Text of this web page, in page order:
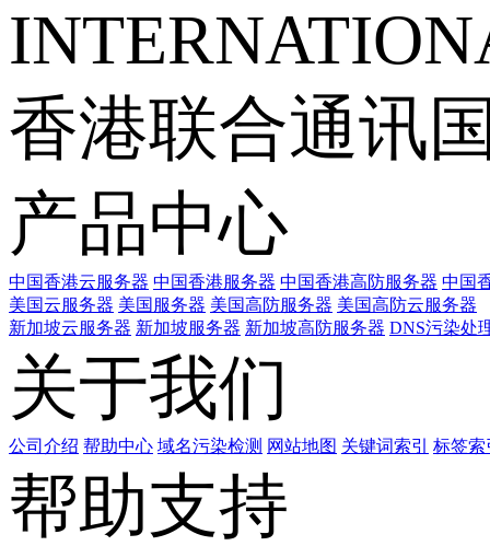
香港联合通讯
产品中心
中国香港云服务器 中国香港服务器 中国香港高防服务器 中国
美国云服务器 美国服务器 美国高防服务器 美国高防云服务器
新加坡云服务器 新加坡服务器 新加坡高防服务器 DNS污染处
关于我们
公司介绍 帮助中心 域名污染检测 网站地图 关键词索引 标签索
帮助支持